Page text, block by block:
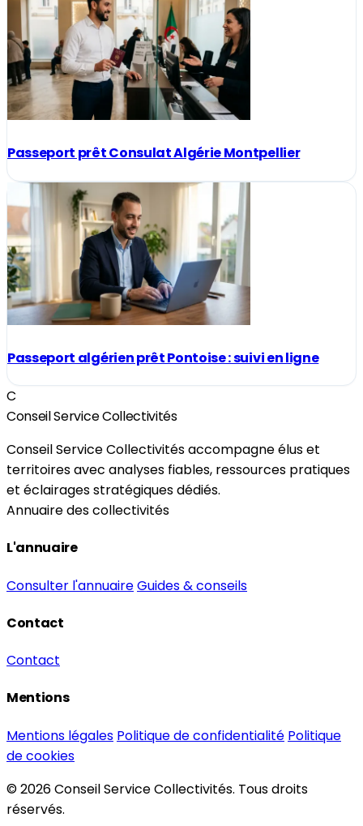
Passeport prêt Consulat Algérie Montpellier
Passeport algérien prêt Pontoise : suivi en ligne
C
Conseil Service Collectivités
Conseil Service Collectivités accompagne élus et
territoires avec analyses fiables, ressources pratiques
et éclairages stratégiques dédiés.
Annuaire des collectivités
L'annuaire
Consulter l'annuaireGuides & conseils
Contact
Contact
Mentions
Mentions légales Politique de confidentialité Politique
de cookies
© 2026 Conseil Service Collectivités. Tous droits
réservés.